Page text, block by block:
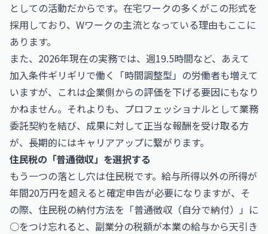
としての活動だからです。在宅ワークの多くがこの形式を
採用しており、Wワークの主流となっている理由もここに
あります。
また、2026年現在の実務では、週19.5時間など、あえて
加入条件ギリギリで働く「時間調整型」の労働者も増えて
いますが、これは企業側からの評価を下げる要因にもなり
かねません。それよりも、プロフェッショナルとして業務
委託契約を結び、成果に対して正当な報酬を受け取る方
が、長期的にはキャリアアップに繋がります。
住民税の「普通徴収」を選択する
もう一つの落とし穴は住民税です。給与所得以外の所得が
年間20万円を超えると確定申告が必要になりますが、そ
の際、住民税の納付方法を「普通徴収（自分で納付）」に
○をつけ忘れると、副業分の税額が本業の給与から天引き